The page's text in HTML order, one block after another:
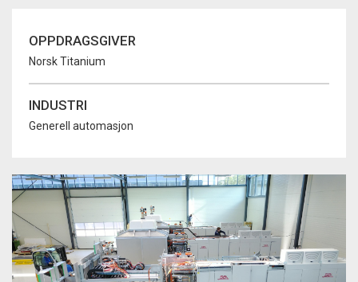
OPPDRAGSGIVER
Norsk Titanium
INDUSTRI
Generell automasjon